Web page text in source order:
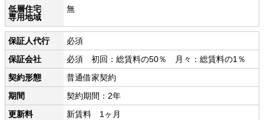
低層住宅
専用地域
無
保証人代行
必須
保証会社
必須 初回：総賃料の50％ 月々：総賃料の1％
契約形態
普通借家契約
期間
契約期間：2年
更新料
新賃料 1ヶ月